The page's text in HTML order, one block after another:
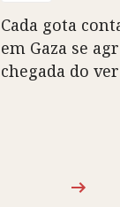
Cada gota
em Gaza se
chegada do